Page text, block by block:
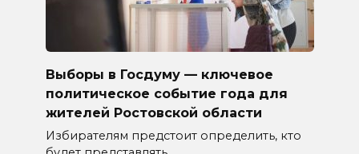
Выборы в Госдуму — ключевое
политическое событие года для
жителей Ростовской области
Избирателям предстоит определить, кто